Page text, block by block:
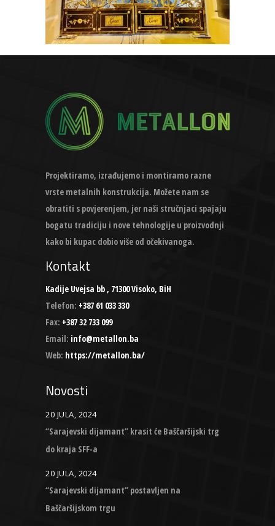
Projektiramo, izrađujemo i montiramo razne
vrste metalnih konstrukcija. Možete nam se
obratiti s povjerenjem, jer naši stručnjaci spajaju
bogatu tradiciju i nove tehnologije u proizvodnji
kako bi kupac dobio više od očekivanoga.
Kontakt
Kadije Uvejsa bb , 71300 Visoko, BiH
Telefon: +387 61 033 330
Fax: +387 32 733 099
Email: info@metallon.ba
Web: https://metallon.ba/
Novosti
20 JULA, 2024
“Sarajevski dijamant” krasit će Baščaršijski trg
do kraja SFF-a
20 JULA, 2024
“Sarajevski dijamant” postavljen na
Baščaršijskom trgu